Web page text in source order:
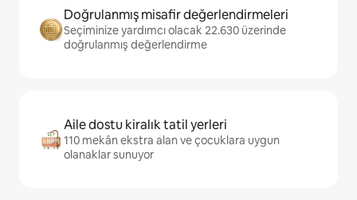
Doğrulanmış misafir değerlendirmeleri
Seçiminize yardımcı olacak 22.630 üzerinde
doğrulanmış değerlendirme
Aile dostu kiralık tatil yerleri
110 mekân ekstra alan ve çocuklara uygun
olanaklar sunuyor